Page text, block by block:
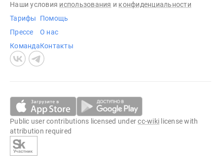
Наши условия использования и конфиденциальности
Тарифы
Прессе
Команда
Помощь
О нас
Контакты
Public user contributions licensed undercc-wiki license with
attribution required